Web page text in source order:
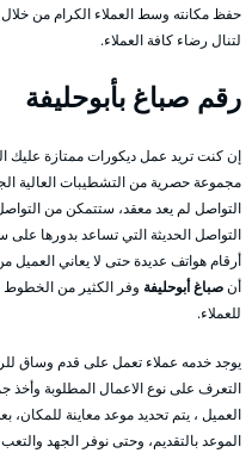
حفظ مكانته وسط العملاء الكرام من
لتنال رضاء كافة العملاء.
رقم صباغ بأبوحليفة
إن كنت تريد عمل ديكورات ممتازة عليك
مجموعة حصرية من التشطيبات العالية
التواصل لم يعد معقد، ستتمكن من
التواصل الحديثة التي تساعد بدورها
أرقام هواتف عديدة حتى لا يعاني
أنصباغ أبوحليفة وفر الكثير من
للعملاء.
يوجد خدمه عملاء تعمل على قدم وساق
التعرف على نوع الاعمال المطلوبة وأخذ
العميل ، يتم تحديد موعد معاينة
الموعد بالتقديم، وحتى نوفر الجهد